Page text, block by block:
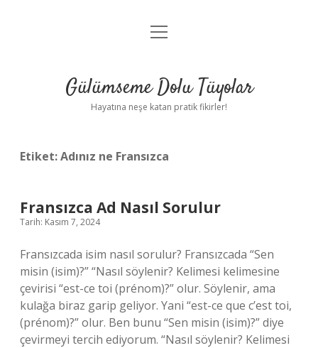
Anasayfa
Yasal Uyarı
menüyü
Gülümseme Dolu Tüyolar
Hayatına neşe katan pratik fikirler!
Etiket:Adınız ne Fransızca
Fransızca Ad Nasıl Sorulur
Tarih: Kasım 7, 2024
Fransızcada isim nasıl sorulur? Fransızcada “Sen
misin (isim)?” “Nasıl söylenir? Kelimesi kelimesine
çevirisi “est-ce toi (prénom)?” olur. Söylenir, ama
kulağa biraz garip geliyor. Yani “est-ce que c’est toi,
(prénom)?” olur. Ben bunu “Sen misin (isim)?” diye
çevirmeyi tercih ediyorum. “Nasıl söylenir? Kelimesi